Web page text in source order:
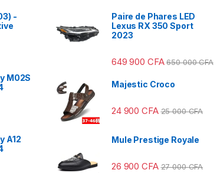
-
M02S
A12
Paire de Phares LED
Lexus RX 350 Sport
2023
649 900 CFA 650 000CFA
Majestic Croco
24 900CFA 25 000CFA
Mule Prestige Royale
26 900CFA 27 000CFA